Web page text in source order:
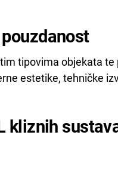
tipovima objekata
estetike, tehničke
kliznih